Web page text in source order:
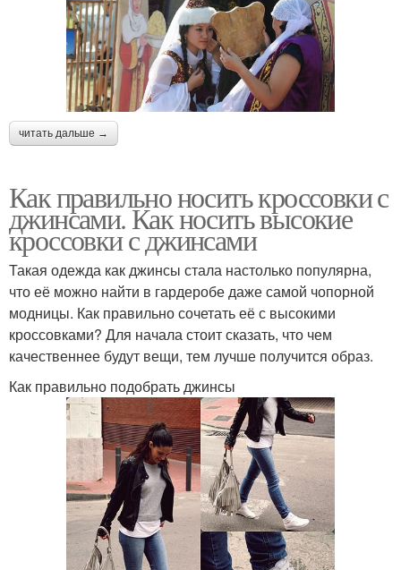
читать дальше →
Как правильно носить кроссовки с
джинсами. Как носить высокие
кроссовки с джинсами
Такая одежда как джинсы стала настолько популярна,
что её можно найти в гардеробе даже самой чопорной
модницы. Как правильно сочетать её с высокими
кроссовками? Для начала стоит сказать, что чем
качественнее будут вещи, тем лучше получится образ.
Как правильно подобрать джинсы